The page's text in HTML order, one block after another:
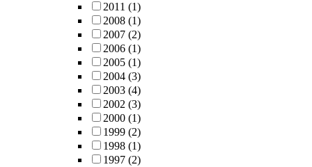
2011 (1)
2008 (1)
2007 (2)
2006 (1)
2005 (1)
2004 (3)
2003 (4)
2002 (3)
2000 (1)
1999 (2)
1998 (1)
1997 (2)